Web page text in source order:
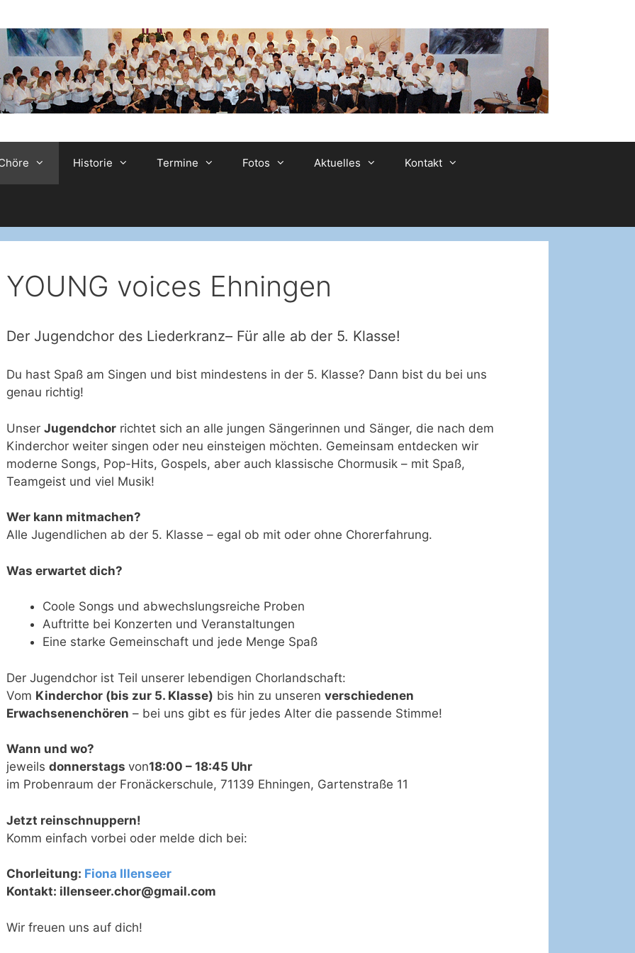
Historie Termine Fotos Aktuelles Kontakt
YOUNG voices Ehningen
Der Jugendchor des Liederkranz– Für alle ab der 5. Klasse!
Du hast Spaß am Singen und bist mindestens in der 5. Klasse? Dann bist du bei uns
genau richtig!
Unser Jugendchor richtet sich an alle jungen Sängerinnen und Sänger, die nach dem
Kinderchor weiter singen oder neu einsteigen möchten. Gemeinsam entdecken wir
moderne Songs, Pop-Hits, Gospels, aber auch klassische Chormusik – mit Spaß,
Teamgeist und viel Musik!
Wer kann mitmachen?
Alle Jugendlichen ab der 5. Klasse – egal ob mit oder ohne Chorerfahrung.
Was erwartet dich?
Coole Songs und abwechslungsreiche Proben
Auftritte bei Konzerten und Veranstaltungen
Eine starke Gemeinschaft und jede Menge Spaß
Der Jugendchor ist Teil unserer lebendigen Chorlandschaft:
Vom Kinderchor (bis zur 5. Klasse) bis hin zu unseren verschiedenen
Erwachsenenchören – bei uns gibt es für jedes Alter die passende Stimme!
Wann und wo?
jeweils donnerstags von18:00 – 18:45 Uhr
im Probenraum der Fronäckerschule, 71139 Ehningen, Gartenstraße 11
Jetzt reinschnuppern!
Komm einfach vorbei oder melde dich bei:
Chorleitung: Fiona Illenseer
Kontakt: illenseer.chor@gmail.com
Wir freuen uns auf dich!